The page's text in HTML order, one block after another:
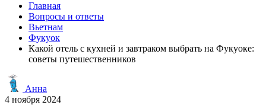
Главная
Вопросы и ответы
Вьетнам
Фукуок
Какой отель с кухней и завтраком выбрать на Фукуоке:
советы путешественников
Анна
4 ноября 2024